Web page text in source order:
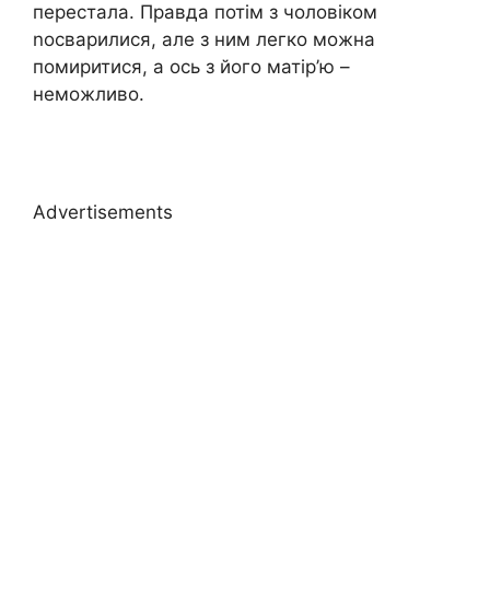
перестала. Правда потім з чоловіком
nосварилися, але з ним легко можна
помиритися, а ось з його матір’ю –
неможливо.
Advertisements